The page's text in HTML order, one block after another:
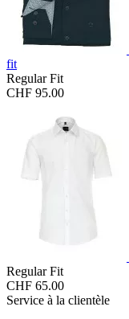
fit
Regular Fit
CHF 95.00
Regular Fit
CHF 65.00
Service à la clientèle